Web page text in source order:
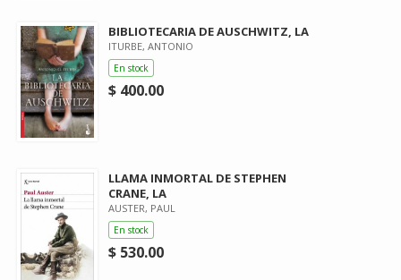
BIBLIOTECARIA DE AUSCHWITZ, LA
ITURBE, ANTONIO
En stock
$ 400.00
LLAMA INMORTAL DE STEPHEN
CRANE, LA
AUSTER, PAUL
En stock
$ 530.00